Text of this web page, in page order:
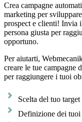
Crea campagne
marketing per
prospect e clienti! Invia
persona giusta per
opportuno.
Per aiutarti,
creare le tue campagne
per raggiungere i tuoi
Scelta del tuo target
Definizione dei